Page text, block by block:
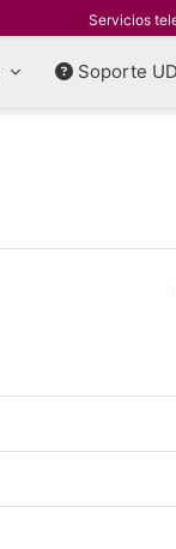
Servicios
Soporte